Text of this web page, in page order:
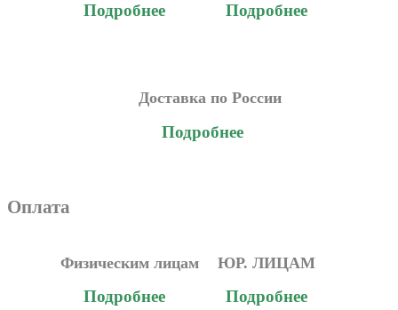
Подробнее Подробнее
Доставка по России
Подробнее
Оплата
Физическим лицам
Подробнее
ЮР. ЛИЦАМ
Подробнее